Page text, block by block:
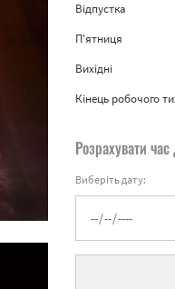
Відпустка
П'ятниця
Вихідні
Кінець робочого
Розрахувати
Виберіть дату: